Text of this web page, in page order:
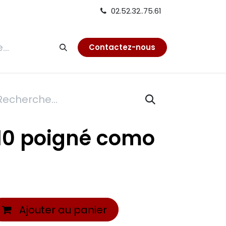
02.52.32..75.61
Contactez-nous
poigné como
Ajouter au panier